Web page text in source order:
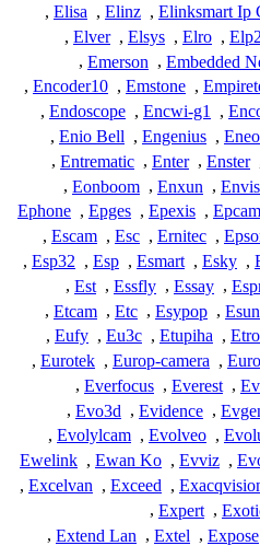
Elinksmart Ip
,
Elinz
,
Elisa
,
,
Elro
,
Elsys
,
Elver
,
Embedded
,
Emerson
,
,
Emstone
,
Encoder10
,
,
Encwi-g1
,
Endoscope
,
Eneo
,
Engenius
,
Enio Bell
,
Enster
,
Enter
,
Entrematic
,
,
Enxun
,
Eonboom
,
,
Epexis
,
Epges
,
Ephone
,
Ernitec
,
Esc
,
Escam
,
,
Esky
,
Esmart
,
Esp
,
Esp32
,
,
Essay
,
Essfly
,
Est
,
,
Esypop
,
Etc
,
Etcam
,
,
Etupiha
,
Eu3c
,
Eufy
,
,
Europ-camera
,
Eurotek
,
,
Everest
,
Everfocus
,
,
Evidence
,
Evo3d
,
,
Evolveo
,
Evolylcam
,
,
Evviz
,
Ewan Ko
,
Ewelink
,
Exceed
,
Excelvan
,
,
Expert
,
Expose
,
Extel
,
Extend Lan
,